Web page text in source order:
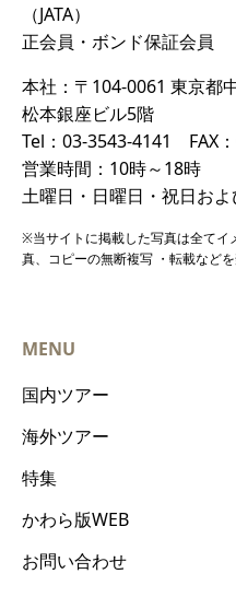
（JATA）
正会員・ボンド保証会員
本社：〒104-0061 東京都
松本銀座ビル5階
Tel：03-3543-4141 FAX
営業時間：10時～18時
土曜日・日曜日・祝日お
※当サイトに掲載した写真は全てイ
真、コピーの無断複写 ・転載などを
MENU
国内ツアー
海外ツアー
特集
かわら版WEB
お問い合わせ